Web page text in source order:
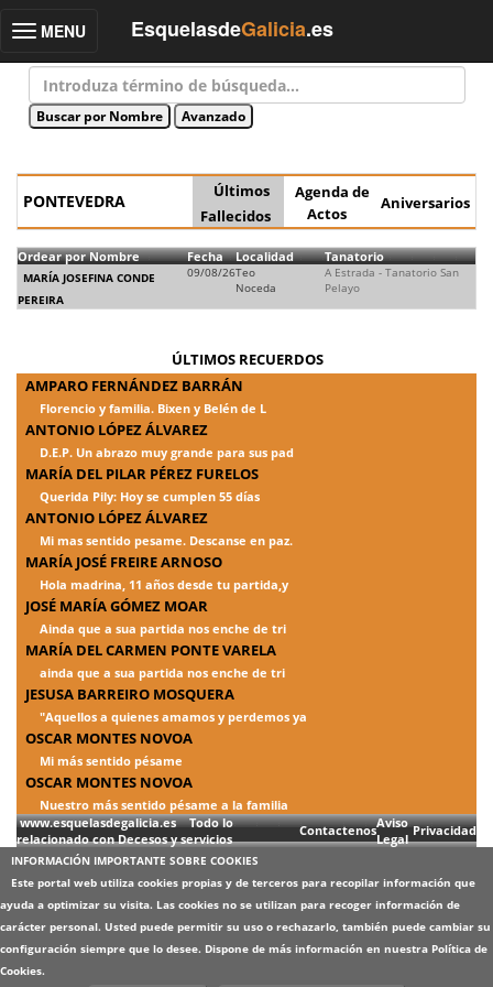
Toggle
MENU EsquelasdeGalicia.es
PONTEVEDRA
Últimos
Fallecidos
Agenda de
Actos
Aniversarios
Ordear por Nombre Fecha Localidad Tanatorio
MARÍA JOSEFINA CONDE
PEREIRA
09/08/26Teo
Noceda
A Estrada - Tanatorio San
Pelayo
ÚLTIMOS RECUERDOS
AMPARO FERNÁNDEZ BARRÁN
Florencio y familia. Bixen y Belén de L
ANTONIO LÓPEZ ÁLVAREZ
D.E.P. Un abrazo muy grande para sus pad
MARÍA DEL PILAR PÉREZ FURELOS
Querida Pily: Hoy se cumplen 55 días
ANTONIO LÓPEZ ÁLVAREZ
Mi mas sentido pesame. Descanse en paz.
MARÍA JOSÉ FREIRE ARNOSO
Hola madrina, 11 años desde tu partida,y
JOSÉ MARÍA GÓMEZ MOAR
Ainda que a sua partida nos enche de tri
MARÍA DEL CARMEN PONTE VARELA
ainda que a sua partida nos enche de tri
JESUSA BARREIRO MOSQUERA
"Aquellos a quienes amamos y perdemos ya
OSCAR MONTES NOVOA
Mi más sentido pésame
OSCAR MONTES NOVOA
Nuestro más sentido pésame a la familia
www.esquelasdegalicia.es Todo lo
relacionado con Decesos y servicios
ContactenosAviso
Legal
Privacidad
INFORMACIÓN IMPORTANTE SOBRE COOKIES
Este portal web utiliza cookies propias y de terceros para recopilar información que
ayuda a optimizar su visita. Las cookies no se utilizan para recoger información de
carácter personal. Usted puede permitir su uso o rechazarlo, también puede cambiar su
configuración siempre que lo desee. Dispone de más información en nuestra Política de
Cookies.